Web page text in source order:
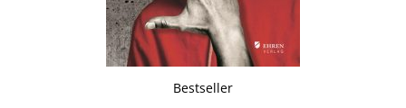
Bestseller